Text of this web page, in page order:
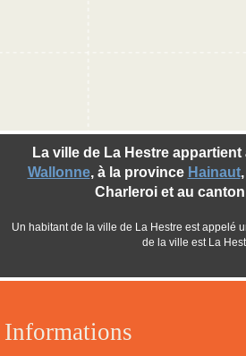
Informations
La ville de La Hestre appartient
Wallonne, à la province Hainaut
Charleroi et au
Un habitant de la ville de La Hestre est appelé
de la ville est La